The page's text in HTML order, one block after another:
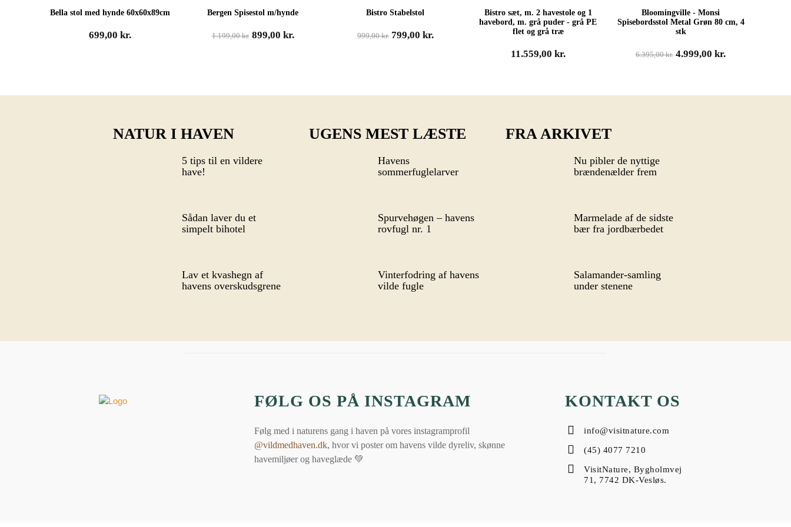
Bella stol med hynde 60x60x89cm
699,00kr.
Bergen Spisestol m/hynde
1.199,00kr. Den
899,00 kr.Den
Bistro Stabelstol
999,00kr. Den
799,00 kr.Den
Bistro sæt, m. 2 havestole og 1
havebord, m. grå puder - grå PE
flet og grå træ
11.559,00 kr.
Bloomingville - Monsi
Spisebordsstol Metal Grøn 80 cm, 4
stk
6.395,00kr. Den
4.999,00kr.Den
NATUR I HAVEN
5 tips til en vildere
have!
Sådan laver du et
simpelt bihotel
Lav et kvashegn af
havens overskudsgrene
UGENS MEST LÆSTE
Havens
sommerfuglelarver
Spurvehøgen – havens
rovfugl nr. 1
Vinterfodring af havens
vilde fugle
FRA ARKIVET
Nu pibler de nyttige
brændenælder frem
Marmelade af de sidste
bær fra jordbærbedet
Salamander-samling
under stenene
FØLG OS PÅ INSTAGRAM
Følg med i naturens gang i haven på vores instagramprofil
@vildmedhaven.dk, hvor vi poster om havens vilde dyreliv, skønne
havemiljøer og haveglæde 💚
KONTAKT OS
info@visitnature.com
(45) 4077 7210
VisitNature, Bygholmvej
71, 7742 DK-Vesløs.